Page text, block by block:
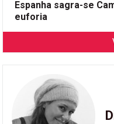
Espanha sagra-se
euforia